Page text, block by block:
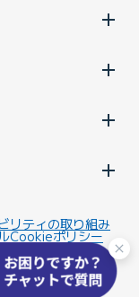
リティの取り組み
Cookieポリシー
基本方針